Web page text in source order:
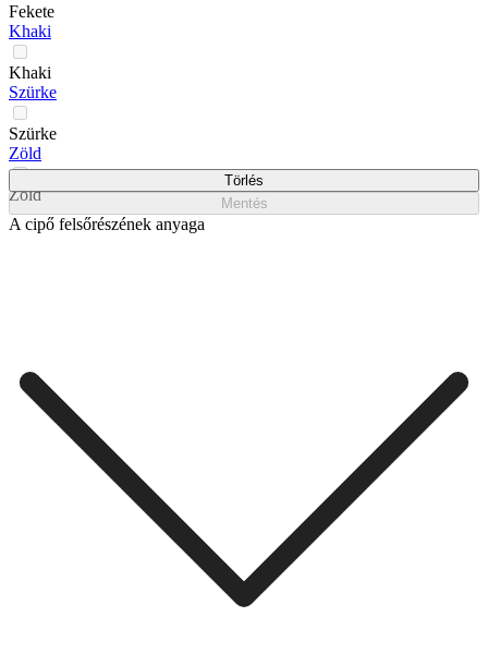
Fekete
Khaki
Khaki
Szürke
Szürke
Zöld
Zöld
Törlés
Mentés
A cipő felsőrészének anyaga